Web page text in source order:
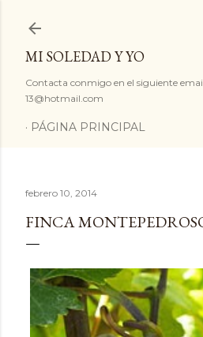
MI SOLEDAD Y YO
Contacta conmigo en el siguiente
13@hotmail.com
PÁGINA PRINCIPAL
febrero 10, 2014
FINCA